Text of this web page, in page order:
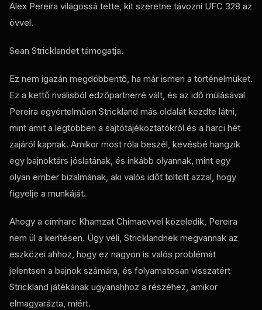
Alex Pereira világossá tette, kit szeretne távozni UFC 328 az
övvel.
Sean Stricklandet támogatja.
Ez nem igazán megdöbbentő, ha már ismeri a történelmüket.
Ez a kettő riválisból edzőpartnerré vált, és az idő múlásával
Pereira egyértelműen Strickland más oldalát kezdte látni,
mint amit a legtöbben a sajtótájékoztatókról és a harci hét
zajáról kapnak. Amikor most róla beszél, kevésbé hangzik
egy bajnoktárs jóslatának, és inkább olyannak, mint egy
olyan ember bizalmának, aki valós időt töltött azzal, hogy
figyelje a munkáját.
Ahogy a címharc Khamzat Chimaevvel közeledik, Pereira
nem ül a kerítésen. Úgy véli, Stricklandnek megvannak az
eszközei ahhoz, hogy ez nagyon is valós problémát
jelentsen a bajnok számára, és folyamatosan visszatért
Strickland játékának ugyanahhoz a részéhez, amikor
elmagyarázta, miért.